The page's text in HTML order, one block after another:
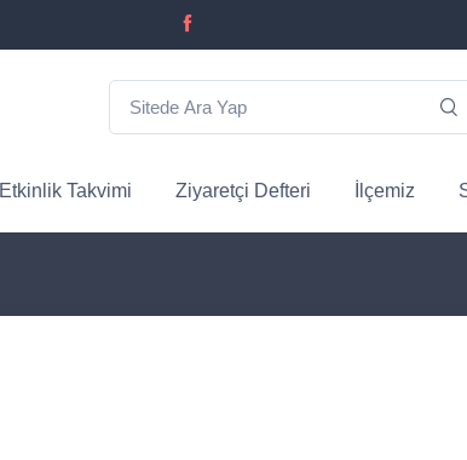
Etkinlik Takvimi Ziyaretçi Defteri İlçemiz